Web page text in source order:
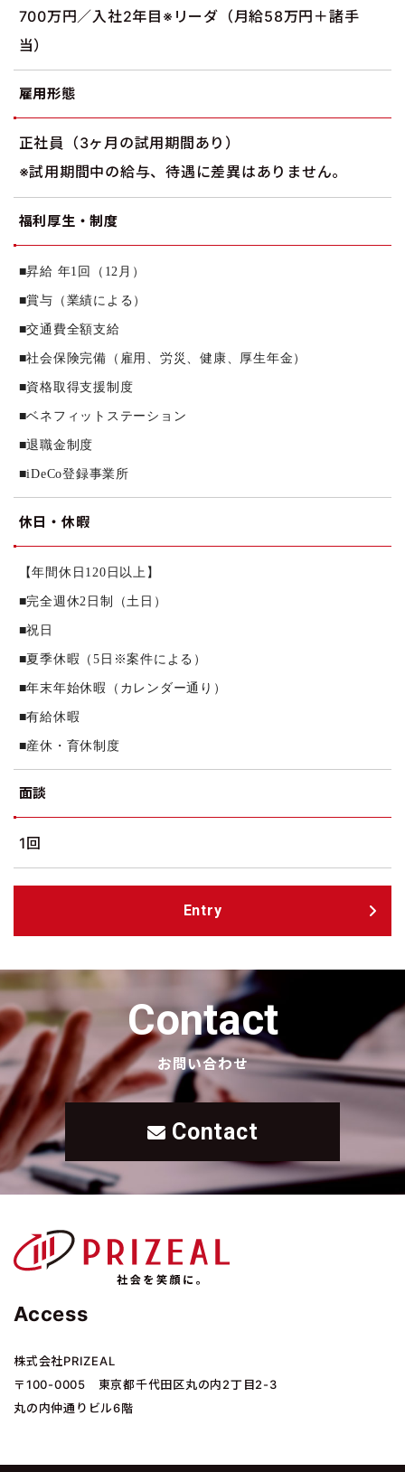
700万円／入社2年目※リーダ（月給58万円＋諸手
当）
雇用形態
正社員（3ヶ月の試用期間あり）
※試用期間中の給与、待遇に差異はありません。
福利厚生・制度
■昇給 年1回（12月）
■賞与（業績による）
■交通費全額支給
■社会保険完備（雇用、労災、健康、厚生年金）
■資格取得支援制度
■ベネフィットステーション
■退職金制度
■iDeCo登録事業所
休日・休暇
【年間休日120日以上】
■完全週休2日制（土日）
■祝日
■夏季休暇（5日※案件による）
■年末年始休暇（カレンダー通り）
■有給休暇
■産休・育休制度
面談
1回
Entry
Contact
お問い合わせ
Contact
Access
株式会社PRIZEAL
〒100-0005 東京都千代田区丸の内2丁目2-3
丸の内仲通りビル6階